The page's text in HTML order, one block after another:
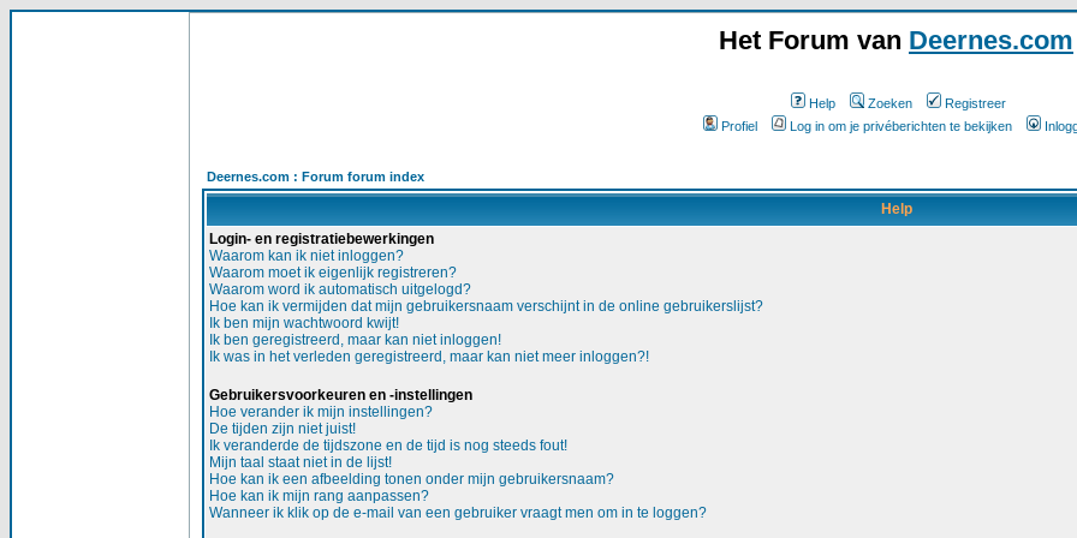
Het Forum van Deernes.com
Help Zoeken
Registreer
Profiel
Log in om je privéberichten te bekijken
Deernes.com : Forum forum index
Help
Login- en registratiebewerkingen
Waarom kan ik niet inloggen?
Waarom moet ik eigenlijk registreren?
Waarom word ik automatisch uitgelogd?
Hoe kan ik vermijden dat mijn gebruikersnaam verschijnt in de online gebruikerslijst?
Ik ben mijn wachtwoord kwijt!
Ik ben geregistreerd, maar kan niet inloggen!
Ik was in het verleden geregistreerd, maar kan niet meer inloggen?!
Gebruikersvoorkeuren en -instellingen
Hoe verander ik mijn instellingen?
De tijden zijn niet juist!
Ik veranderde de tijdszone en de tijd is nog steeds fout!
Mijn taal staat niet in de lijst!
Hoe kan ik een afbeelding tonen onder mijn gebruikersnaam?
Hoe kan ik mijn rang aanpassen?
Wanneer ik klik op de e-mail van een gebruiker vraagt men om in te loggen?